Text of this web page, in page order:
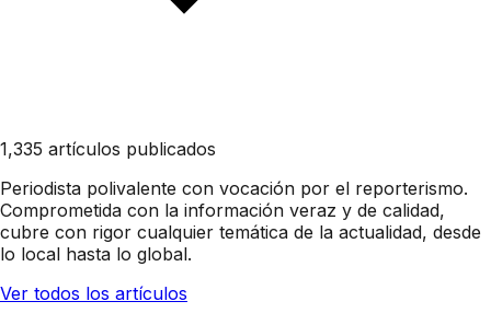
1,335 artículos publicados
Periodista polivalente con vocación por el reporterismo.
Comprometida con la información veraz y de calidad,
cubre con rigor cualquier temática de la actualidad, desde
lo local hasta lo global.
Ver todos los artículos